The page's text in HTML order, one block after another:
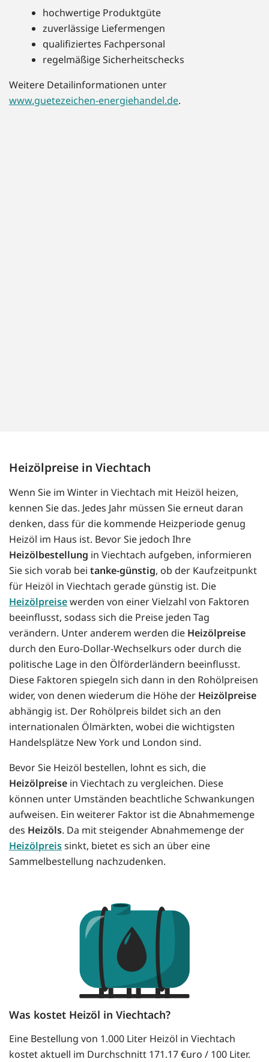
hochwertige Produktgüte
zuverlässige Liefermengen
qualifiziertes Fachpersonal
regelmäßige Sicherheitschecks
Weitere Detailinformationen unter
www.guetezeichen-energiehandel.de.
Heizölpreise in Viechtach
Wenn Sie im Winter in Viechtach mit Heizöl heizen,
kennen Sie das. Jedes Jahr müssen Sie erneut daran
denken, dass für die kommende Heizperiode genug
Heizöl im Haus ist. Bevor Sie jedoch Ihre
Heizölbestellung in Viechtach aufgeben, informieren
Sie sich vorab bei tanke-günstig, ob der Kaufzeitpunkt
für Heizöl in Viechtach gerade günstig ist. Die
Heizölpreisewerden von einer Vielzahl von Faktoren
beeinflusst, sodass sich die Preise jeden Tag
verändern. Unter anderem werden die Heizölpreise
durch den Euro-Dollar-Wechselkurs oder durch die
politische Lage in den Ölförderländern beeinflusst.
Diese Faktoren spiegeln sich dann in den Rohölpreisen
wider, von denen wiederum die Höhe der Heizölpreise
abhängig ist. Der Rohölpreis bildet sich an den
internationalen Ölmärkten, wobei die wichtigsten
Handelsplätze New York und London sind.
Bevor Sie Heizöl bestellen, lohnt es sich, die
Heizölpreise in Viechtach zu vergleichen. Diese
können unter Umständen beachtliche Schwankungen
aufweisen. Ein weiterer Faktor ist die Abnahmemenge
des Heizöls. Da mit steigender Abnahmemenge der
Heizölpreissinkt, bietet es sich an über eine
Sammelbestellung nachzudenken.
Was kostet Heizöl in Viechtach?
Eine Bestellung von 1.000 Liter Heizöl in Viechtach
kostet aktuell im Durchschnitt 171.17 €uro / 100 Liter.